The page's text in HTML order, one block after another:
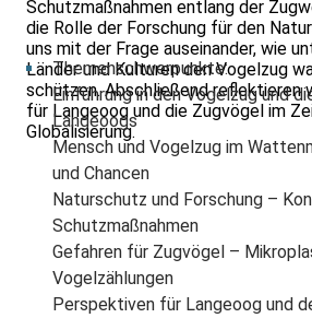
Schutzmaßnahmen entlang der
die Rolle der Forschung für den
uns mit der Frage auseinander, wie
Länder und Kulturen den Vogelzug
schützen. Abschließend reflektieren
für Langeoog und die Zugvögel im
Globalisierung.
Themenschwerpunkte:
Einführung in den Vogelzug und
Langeoogs
Mensch und Vogelzug im
und Chancen
Naturschutz und Forschung –
Schutzmaßnahmen
Gefahren für Zugvögel –
Vogelzählungen
Perspektiven für Langeoog und